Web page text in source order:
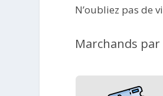
N’oubliez pas de
Marchands par